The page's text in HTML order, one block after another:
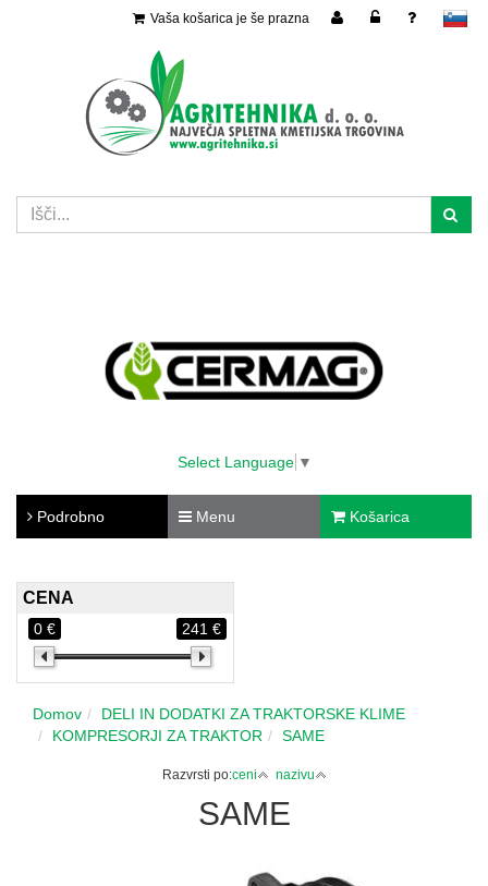
slovensko
Vaša košarica je še prazna
Select Language ▼
Podrobno Menu Košarica
CENA
0 € 241 €
Domov
DELI IN DODATKI ZA TRAKTORSKE KLIME
KOMPRESORJI ZA TRAKTOR
SAME
Razvrsti po:ceni nazivu
SAME